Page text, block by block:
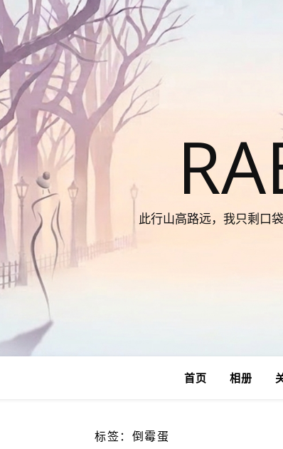
此行山高路远，我只剩口袋
首页 相册
标签：倒霉蛋